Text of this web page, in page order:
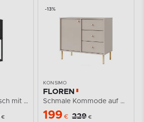
Moderner Nachttisch mit Schubladen anthrazit
€
-13%
KONSIMO
FLOREN
Schmale Kommode auf goldenen Beinen, cremefarben
199 € 229 €